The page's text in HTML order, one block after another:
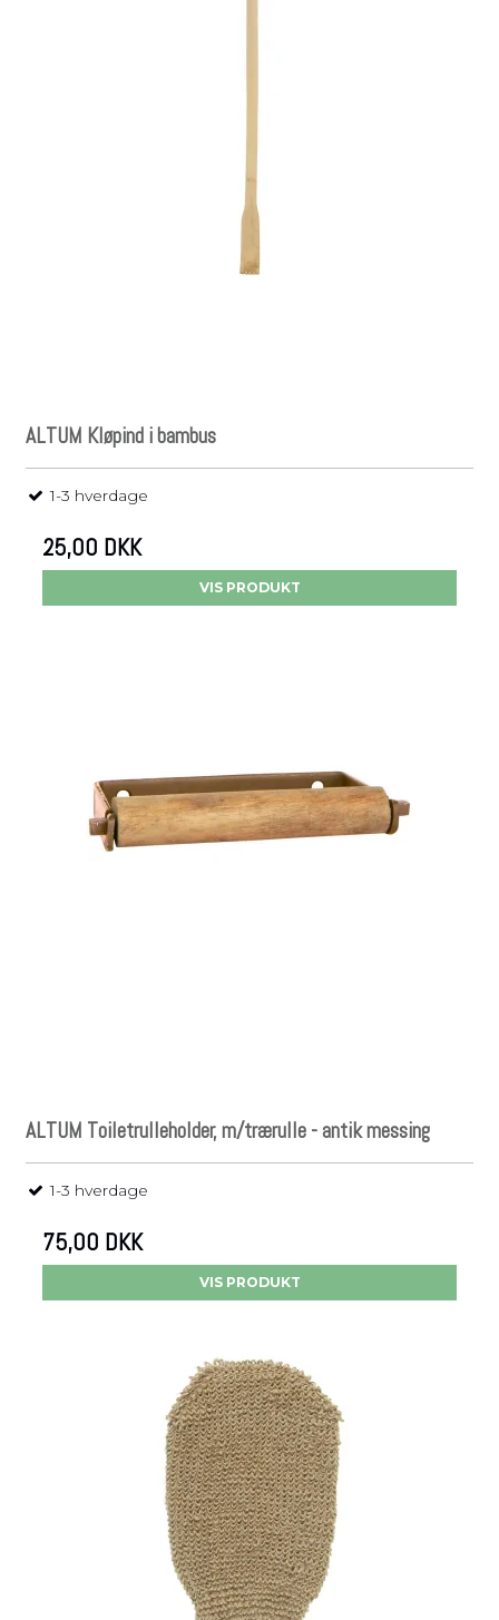
ALTUM Kløpind i bambus
1-3 hverdage
25,00 DKK
VIS PRODUKT
ALTUM Toiletrulleholder, m/trærulle - antik messing
1-3 hverdage
75,00 DKK
VIS PRODUKT